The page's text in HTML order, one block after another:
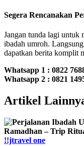
Segera Rencanakan
Jangan tunda lagi untuk
ibadah umroh.
dapatkan berita komplit
Whatsapp 1 : 0822
Whatsapp 2 : 0821
Artikel
!!jtravel one